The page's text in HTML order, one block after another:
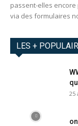
passent-elles
via des formulaires
LES +
25